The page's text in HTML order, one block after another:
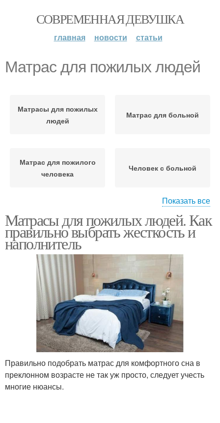
СОВРЕМЕННАЯ ДЕВУШКА
главная новости статьи
Матрас для пожилых людей
Матрасы для пожилых
людей
Матрас для больной
Матрас для пожилого
человека
Человек с больной
Матрас на сон Пожилой человек
Ортопедический матрас
Матрас при
остеохондрозе
Показать все
Матрасы для пожилых людей. Как
правильно выбрать жесткость и
наполнитель
Правильно подобрать матрас для комфортного сна в
преклонном возрасте не так уж просто, следует учесть
многие нюансы.